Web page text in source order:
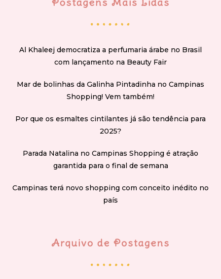
Al Khaleej democratiza a perfumaria árabe no Brasil
com lançamento na Beauty Fair
Mar de bolinhas da Galinha Pintadinha no Campinas
Shopping! Vem também!
Por que os esmaltes cintilantes já são tendência para
2025?
Parada Natalina no Campinas Shopping é atração
garantida para o final de semana
Campinas terá novo shopping com conceito inédito no
país
Arquivo de Postagens